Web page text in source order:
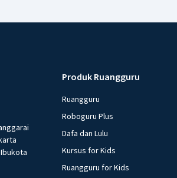
Produk Ruangguru
Ruangguru
Roboguru Plus
Dafa dan Lulu
Kursus for Kids
Ruangguru for Kids